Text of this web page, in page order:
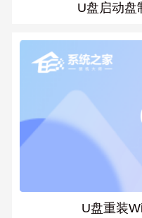
U盘启动盘
U盘重装